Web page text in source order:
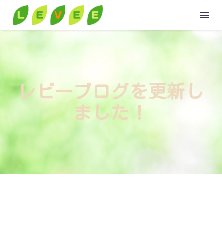
ABOUT
ブログを更新しま
レビーブログを更新し
ました！